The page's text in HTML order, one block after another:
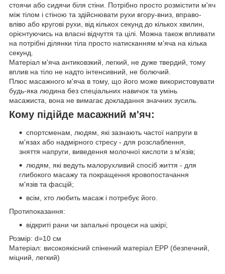
стоячи або сидячи біля стіни. Потрібно просто розмістити м'яч
між тілом і стіною та здійснювати рухи вгору-вниз, вправо-
вліво або кругові рухи, від кількох секунд до кількох хвилин,
орієнтуючись на власні відчуття та цілі. Можна також впливати
на потрібні ділянки тіла просто натисканням м'яча на кілька
секунд.
Матеріал м'яча антиковзкий, легкий, не дуже твердий, тому
вплив на тіло не надто інтенсивний, не болючий.
Плюс масажного м'яча в тому, що його може використовувати
будь-яка людина без спеціальних навичок та умінь
масажиста, вона не вимагає докладання значних зусиль.
Кому підійде масажний м'яч:
спортсменам, людям, які зазнають частої напруги в
м'язах або надмірного стресу - для розслаблення,
зняття напруги, виведення молочної кислоти з м'язів;
людям, які ведуть малорухливий спосіб життя - для
глибокого масажу та покращення кровопостачання
м'язів та фасцій;
всім, хто любить масаж і потребує його.
Протипоказання:
відкриті рани чи запальні процеси на шкірі;
Розмір: d=10 см
Матеріал: високоякісний спінений матеріал ЕРР (безпечний,
міцний, легкий)